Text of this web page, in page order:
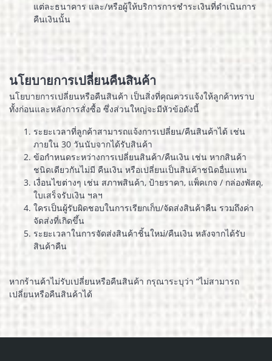
แต่ละธนาคาร และ/หรือผู้ให้บริการการชำระเงินที่ดำเนินการ
คืนเงินนั้น
นโยบายการเปลี่ยนคืนสินค้า
นโยบายการเปลี่ยนหรือคืนสินค้า เป็นสิ่งที่คุณควรแจ้งให้ลูกค้าทราบ
ทั้งก่อนและหลังการสั่งซื้อ ซึ่งส่วนใหญ่จะมีหัวข้อดังนี้
ระยะเวลาที่ลูกค้าสามารถแจ้งการเปลี่ยน/คืนสินค้าได้ เช่น
ภายใน 30 วันนับจากได้รับสินค้า
ข้อกำหนดระหว่างการเปลี่ยนสินค้า/คืนเงิน เช่น หากสินค้า
ชนิดเดียวกันไม่มี คืนเงิน หรือเปลี่ยนเป็นสินค้าชนิดอื่นแทน
เงื่อนไขต่างๆ เช่น สภาพสินค้า, ป้ายราคา, แพ็คเกจ / กล่องพัสดุ,
ใบเสร็จรับเงิน ฯลฯ
ใครเป็นผู้รับผิดชอบในการเรียกเก็บ/จัดส่งสินค้าคืน รวมถึงค่า
จัดส่งที่เกิดขึ้น
ระยะเวลาในการจัดส่งสินค้าชิ้นใหม่/คืนเงิน หลังจากได้รับ
สินค้าคืน
หากร้านค้าไม่รับเปลี่ยนหรือคืนสินค้า กรุณาระบุว่า “ไม่สามารถ
เปลี่ยนหรือคืนสินค้าได้